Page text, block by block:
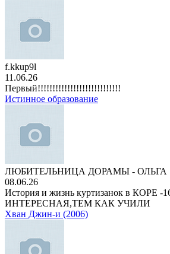
f.kkup9l
11.06.26
Первый!!!!!!!!!!!!!!!!!!!!!!!!!!!!
Истинное образование
ЛЮБИТЕЛЬНИЦА ДОРАМЫ - ОЛЬГА
08.06.26
История и жизнь куртизанок в КОРЕ -
ИНТЕРЕСНАЯ,ТЕМ КАК УЧИЛИ
Хван Джин-и (2006)